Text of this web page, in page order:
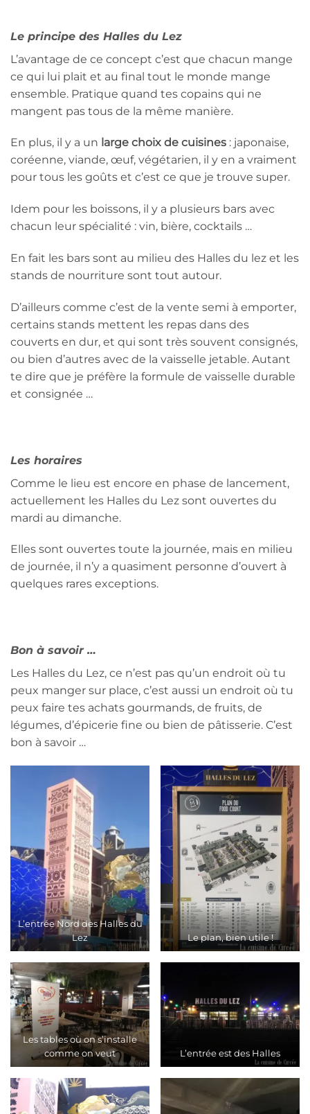
Le principe des Halles du Lez
L’avantage de ce concept c’est que chacun mange
ce qui lui plait et au final tout le monde mange
ensemble. Pratique quand tes copains qui ne
mangent pas tous de la même manière.
En plus, il y a un large choix de cuisines : japonaise,
coréenne, viande, œuf, végétarien, il y en a vraiment
pour tous les goûts et c’est ce que je trouve super.
Idem pour les boissons, il y a plusieurs bars avec
chacun leur spécialité : vin, bière, cocktails …
En fait les bars sont au milieu des Halles du lez et les
stands de nourriture sont tout autour.
D’ailleurs comme c’est de la vente semi à emporter,
certains stands mettent les repas dans des
couverts en dur, et qui sont très souvent consignés,
ou bien d’autres avec de la vaisselle jetable. Autant
te dire que je préfère la formule de vaisselle durable
et consignée …
Les horaires
Comme le lieu est encore en phase de lancement,
actuellement les Halles du Lez sont ouvertes du
mardi au dimanche.
Elles sont ouvertes toute la journée, mais en milieu
de journée, il n’y a quasiment personne d’ouvert à
quelques rares exceptions.
Bon à savoir …
Les Halles du Lez, ce n’est pas qu’un endroit où tu
peux manger sur place, c’est aussi un endroit où tu
peux faire tes achats gourmands, de fruits, de
légumes, d’épicerie fine ou bien de pâtisserie. C’est
bon à savoir …
L’entrée Nord des Halles du
Lez
Le plan, bien utile !
Les tables où on s’installe
comme on veut
L’entrée est des Halles